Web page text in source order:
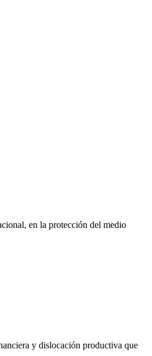
en la protección del medio
y dislocación productiva que